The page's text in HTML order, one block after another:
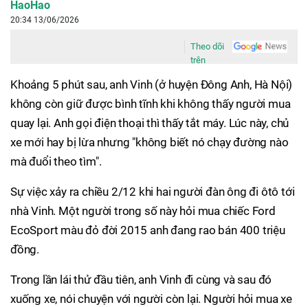
HaoHao
20:34 13/06/2026
Theo dõi
trên
Khoảng 5 phút sau, anh Vinh (ở huyện Đông Anh, Hà Nội)
không còn giữ được bình tĩnh khi không thấy người mua
quay lại. Anh gọi điện thoại thì thấy tắt máy. Lúc này, chủ
xe mới hay bị lừa nhưng "không biết nó chạy đường nào
mà đuổi theo tìm".
Sự việc xảy ra chiều 2/12 khi hai người đàn ông đi ôtô tới
nhà Vinh. Một người trong số này hỏi mua chiếc Ford
EcoSport màu đỏ đời 2015 anh đang rao bán 400 triệu
đồng.
Trong lần lái thử đầu tiên, anh Vinh đi cùng và sau đó
xuống xe, nói chuyện với người còn lại. Người hỏi mua xe